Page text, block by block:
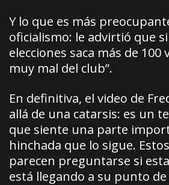
Y lo que es más
oficialismo: le advirtió que
elecciones saca más de 100
muy mal del club”.
En definitiva, el video de
allá de una catarsis: es un
que siente una parte
hinchada que lo sigue.
parecen preguntarse si
está llegando a su punto